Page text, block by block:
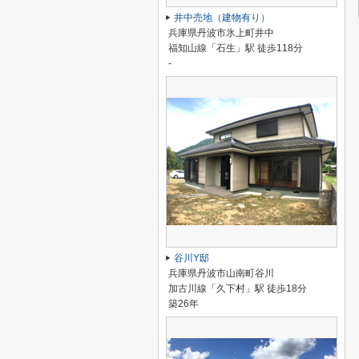
井中売地（建物有り）
兵庫県丹波市氷上町井中
福知山線「石生」駅 徒歩118分
-
谷川Y邸
兵庫県丹波市山南町谷川
加古川線「久下村」駅 徒歩18分
築26年